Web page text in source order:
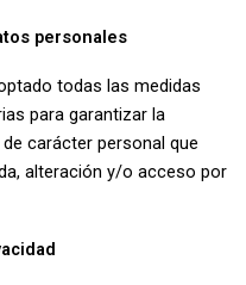
personales
todas las medidas
para garantizar la
carácter personal que
alteración y/o acceso por